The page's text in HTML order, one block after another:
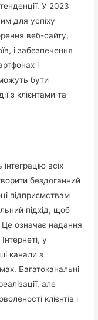
У 2023
для успіху
веб-сайту,
і забезпечення
і
бути
з клієнтами та
всіх
бездоганний
підприємствам
підхід, щоб
означає надання
у
канали з
Багатоканальні
але
клієнтів і